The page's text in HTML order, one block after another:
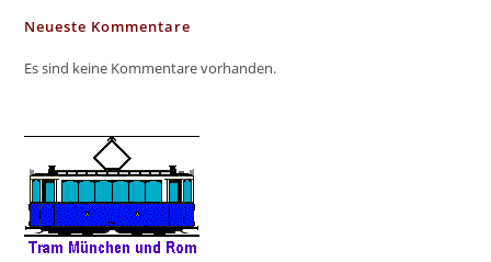
Neueste Kommentare
Es sind keine Kommentare vorhanden.